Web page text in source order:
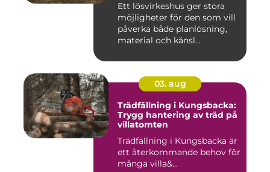
Ett lösvirkeshus ger stora
möjligheter för den som vill
påverka både planlösning,
material och känsl...
03. aug
Trädfällning i Kungsbacka:
Trygg hantering av träd på
villatomten
Trädfällning i Kungsbacka är
ett återkommande behov för
många villa&...